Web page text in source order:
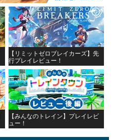
【リミットゼロブレイカーズ】先
行プレイレビュー！
【みんなのトレイン】プレイレビ
ュー！